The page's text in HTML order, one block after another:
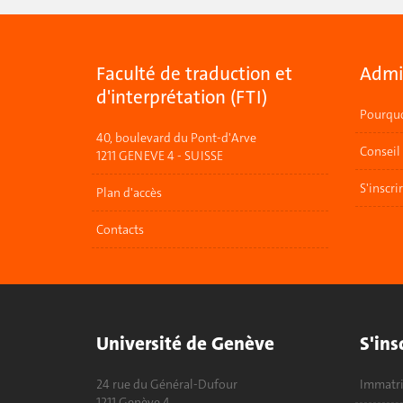
Faculté de traduction et
d'interprétation (FTI)
40, boulevard du Pont-d'Arve
1211 GENEVE 4 - SUISSE
Plan d'accès
Contacts
Université de Genève
24 rue du Général-Dufour